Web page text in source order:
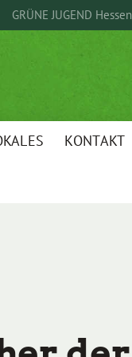
GRÜNE JUGEND Hessen
KONTAKT